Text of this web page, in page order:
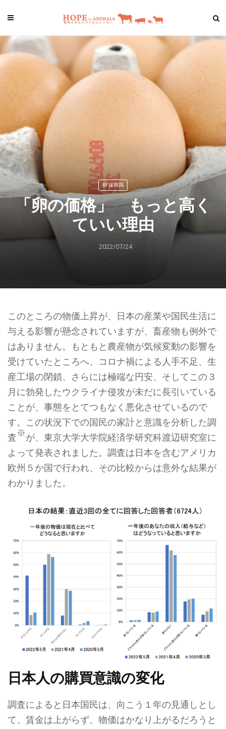
卵 採卵鶏
「卵の価格」 もっと高く
ていい理由
2022/07/24
このところの物価上昇が、日本の産業や国民生活に
与える影響が懸念されていますが、畜産物も例外で
はありません。もともと農産物が気候変動の影響を
受けていたところへ、コロナ禍による人手不足、生
産工場の閉鎖、さらには極端な円安、そしてこの３
月に勃発したウクライナ侵攻が未だに長引いている
ことが、事態をとてつもなく悪化させているので
す。この状況下での国民の家計と意識を分析した調
査※が、東京大学大学院経済学研究科渡辺研究室に
よって発表されました。調査は日本を含むアメリカ
欧州５か国で行われ、その比較からは意外な結果が
わかりました。
日本人の購買意識の変化
調査によると日本国民は、向こう１年の見通しとし
て、賃金は上がらず、物価はかなり上がるだろうと